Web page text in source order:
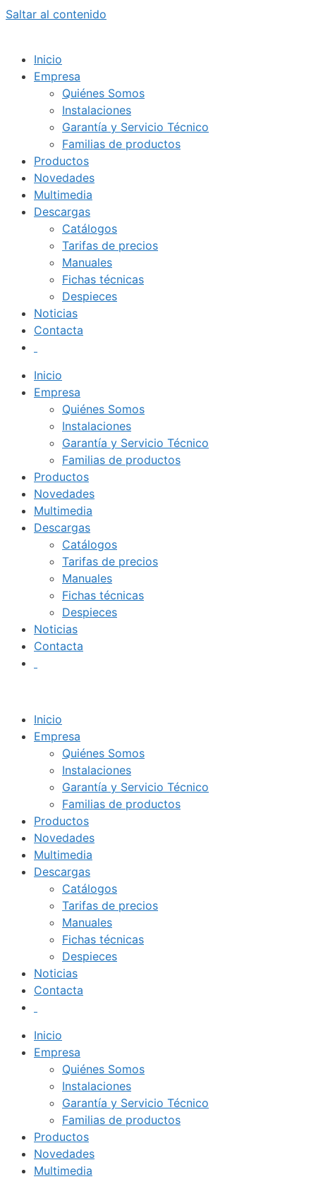
Saltar al contenido
Inicio
Empresa
Quiénes Somos
Instalaciones
Garantía y Servicio Técnico
Familias de productos
Productos
Novedades
Multimedia
Descargas
Catálogos
Tarifas de precios
Manuales
Fichas técnicas
Despieces
Noticias
Contacta
Inicio
Empresa
Quiénes Somos
Instalaciones
Garantía y Servicio Técnico
Familias de productos
Productos
Novedades
Multimedia
Descargas
Catálogos
Tarifas de precios
Manuales
Fichas técnicas
Despieces
Noticias
Contacta
Inicio
Empresa
Quiénes Somos
Instalaciones
Garantía y Servicio Técnico
Familias de productos
Productos
Novedades
Multimedia
Descargas
Catálogos
Tarifas de precios
Manuales
Fichas técnicas
Despieces
Noticias
Contacta
Inicio
Empresa
Quiénes Somos
Instalaciones
Garantía y Servicio Técnico
Familias de productos
Productos
Novedades
Multimedia